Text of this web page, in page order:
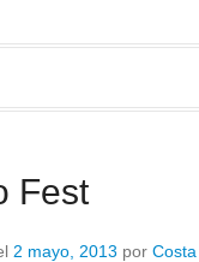
Fest
2 mayo, 2013 por